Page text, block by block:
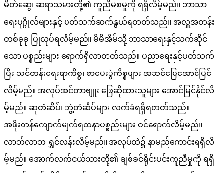
မိတ်ဆွေ၊ ဆရာသမားတို့၏ ကူညီမစမှုကို ရရှိလိမ့်မည်။ ဘာသာ
ရေးပုဂ္ဂိုလ်များနှင့် ပတ်သက်ဆက်နွယ်ရတတ်သည်။ အလှူအတန်း
တစ်ခုခု ပြုလုပ်ရလိမ့်မည်။ မိမိအိမ်သို့ ဘာသာရေးနှင့်သက်ဆိုင်
သော ပစ္စည်းများ ရောက်ရှိလာတတ်သည်။ ပညာရေးနှင့်ပတ်သက်
ပြီး သင်တန်းရေးရာကိစ္စ၊ စာမေးပွဲကိစ္စများ အဆင်ပြေအောင်မြင်
လိမ့်မည်။ အလုပ်အင်တာဗျူး ဖြေဆိုထားသူများ အောင်မြင်နိုင်လိ
မ့်မည်။ ဆုတံဆိပ်၊ ဘွဲ့တံဆိပ်များ လက်ခံရရှိရတတ်သည်။
အဖိုးတန်ကျောက်မျက်ရတနာပစ္စည်းများ ဝင်ရောက်လိမ့်မည်။
လာဘ်လာဘ ရွှင်လန်းလိမ့်မည်။ အလုပ်ထဲ၌ နာမည်ကောင်းရရှိလိ
မ့်မည်။ အောက်လက်ငယ်သားတို့၏ ချစ်ခင်ရိုင်းပင်းကူညီမှုကို ရရှိ